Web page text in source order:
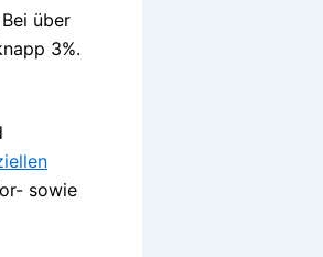
über
3%.
sowie